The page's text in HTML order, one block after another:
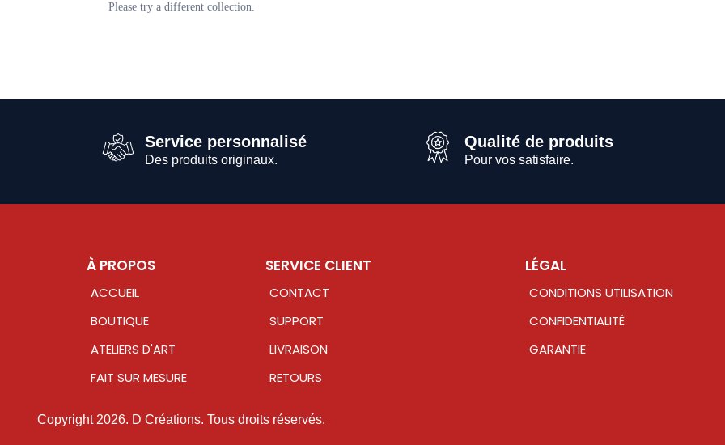
Please try a different collection.
Service personnalisé
Des produits originaux.
Qualité de produits
Pour vos satisfaire.
À PROPOS
ACCUEIL
BOUTIQUE
ATELIERS D'ART
FAIT SUR MESURE
SERVICE CLIENT
CONTACT
SUPPORT
LIVRAISON
RETOURS
LÉGAL
CONDITIONS UTILISATION
CONFIDENTIALITÉ
GARANTIE
Copyright 2026. D Créations. Tous droits réservés.